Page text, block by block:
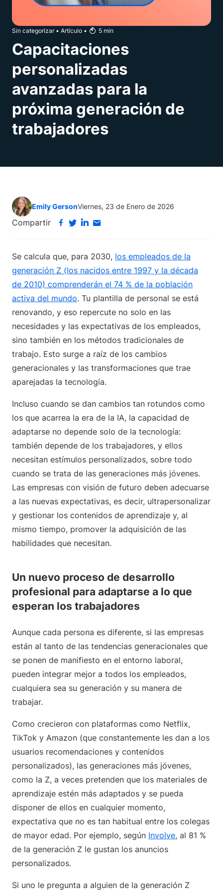
Sin categorizar• Artículo • 5 min
Capacitaciones
personalizadas
avanzadas para la
próxima generación de
trabajadores
Emily GersonViernes, 23 de Enero de 2026
Compartir
Se calcula que, para 2030, los empleados de la
generación Z (los nacidos entre 1997 y la década
de 2010) comprenderán el 74 % de la población
activa del mundo. Tu plantilla de personal se está
renovando, y eso repercute no solo en las
necesidades y las expectativas de los empleados,
sino también en los métodos tradicionales de
trabajo. Esto surge a raíz de los cambios
generacionales y las transformaciones que trae
aparejadas la tecnología.
Incluso cuando se dan cambios tan rotundos como
los que acarrea la era de la IA, la capacidad de
adaptarse no depende solo de la tecnología:
también depende de los trabajadores, y ellos
necesitan estímulos personalizados, sobre todo
cuando se trata de las generaciones más jóvenes.
Las empresas con visión de futuro deben adecuarse
a las nuevas expectativas, es decir, ultrapersonalizar
y gestionar los contenidos de aprendizaje y, al
mismo tiempo, promover la adquisición de las
habilidades que necesitan.
Un nuevo proceso de desarrollo
profesional para adaptarse a lo que
esperan los trabajadores
Aunque cada persona es diferente, si las empresas
están al tanto de las tendencias generacionales que
se ponen de manifiesto en el entorno laboral,
pueden integrar mejor a todos los empleados,
cualquiera sea su generación y su manera de
trabajar.
Como crecieron con plataformas como Netflix,
TikTok y Amazon (que constantemente les dan a los
usuarios recomendaciones y contenidos
personalizados), las generaciones más jóvenes,
como la Z, a veces pretenden que los materiales de
aprendizaje estén más adaptados y se pueda
disponer de ellos en cualquier momento,
expectativa que no es tan habitual entre los colegas
de mayor edad. Por ejemplo, según Involve, al 81 %
de la generación Z le gustan los anuncios
personalizados.
Si uno le pregunta a alguien de la generación Z